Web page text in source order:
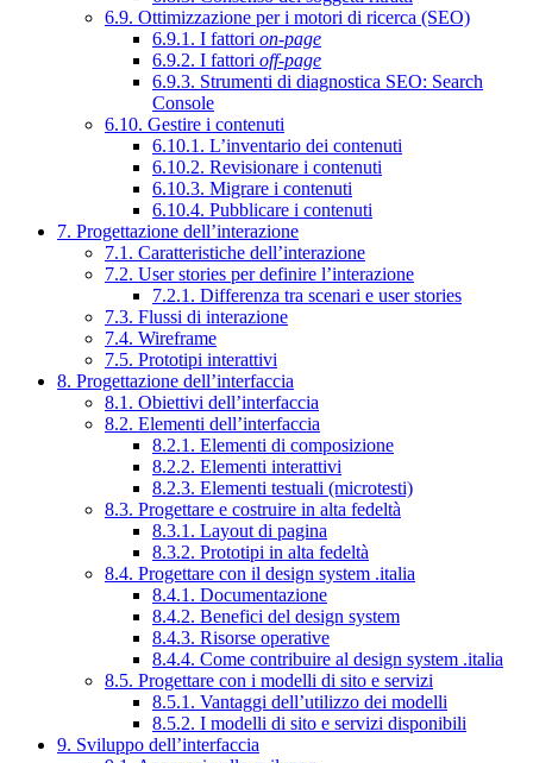
6.9. Ottimizzazione per i motori di ricerca (SEO)
6.9.1. I fattori on-page
6.9.2. I fattori off-page
6.9.3. Strumenti di diagnostica SEO: Search
Console
6.10. Gestire i contenuti
6.10.1. L’inventario dei contenuti
6.10.2. Revisionare i contenuti
6.10.3. Migrare i contenuti
6.10.4. Pubblicare i contenuti
7. Progettazione dell’interazione
7.1. Caratteristiche dell’interazione
7.2. User stories per definire l’interazione
7.2.1. Differenza tra scenari e user stories
7.3. Flussi di interazione
7.4. Wireframe
7.5. Prototipi interattivi
8. Progettazione dell’interfaccia
8.1. Obiettivi dell’interfaccia
8.2. Elementi dell’interfaccia
8.2.1. Elementi di composizione
8.2.2. Elementi interattivi
8.2.3. Elementi testuali (microtesti)
8.3. Progettare e costruire in alta fedeltà
8.3.1. Layout di pagina
8.3.2. Prototipi in alta fedeltà
8.4. Progettare con il design system .italia
8.4.1. Documentazione
8.4.2. Benefici del design system
8.4.3. Risorse operative
8.4.4. Come contribuire al design system .italia
8.5. Progettare con i modelli di sito e servizi
8.5.1. Vantaggi dell’utilizzo dei modelli
8.5.2. I modelli di sito e servizi disponibili
9. Sviluppo dell’interfaccia